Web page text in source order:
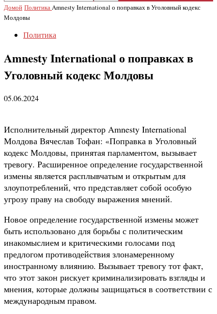
Домой ПолитикаAmnesty International о поправках в Уголовный кодекс
Молдовы
Политика
Amnesty International о поправках в
Уголовный кодекс Молдовы
05.06.2024
Исполнительный директор Amnesty International
Молдова Вячеслав Тофан: «Поправка в Уголовный
кодекс Молдовы, принятая парламентом, вызывает
тревогу. Расширенное определение государственной
измены является расплывчатым и открытым для
злоупотреблений, что представляет собой особую
угрозу праву на свободу выражения мнений.
Новое определение государственной измены может
быть использовано для борьбы с политическим
инакомыслием и критическими голосами под
предлогом противодействия злонамеренному
иностранному влиянию. Вызывает тревогу тот факт,
что этот закон рискует криминализировать взгляды и
мнения, которые должны защищаться в соответствии с
международным правом.